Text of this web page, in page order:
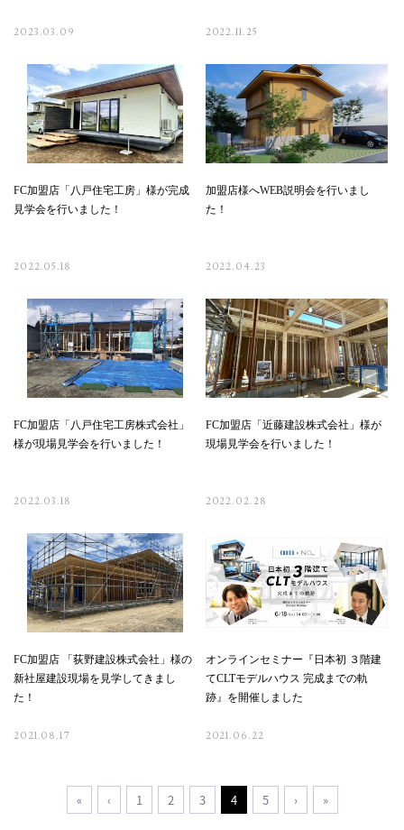
2023.03.09 2022.11.25
FC加盟店「八戸住宅工房」様が完成
見学会を行いました！
2022.05.18
加盟店様へWEB説明会を行いまし
た！
2022.04.23
FC加盟店「八戸住宅工房株式会社」
様が現場見学会を行いました！
2022.03.18
FC加盟店「近藤建設株式会社」様が
現場見学会を行いました！
2022.02.28
FC加盟店 「荻野建設株式会社」様の
新社屋建設現場を見学してきまし
た！
2021.08.17
オンラインセミナー『日本初 ３階建
てCLTモデルハウス 完成までの軌
跡』を開催しました
2021.06.22
« ‹ 1 2 3 4 5 › »